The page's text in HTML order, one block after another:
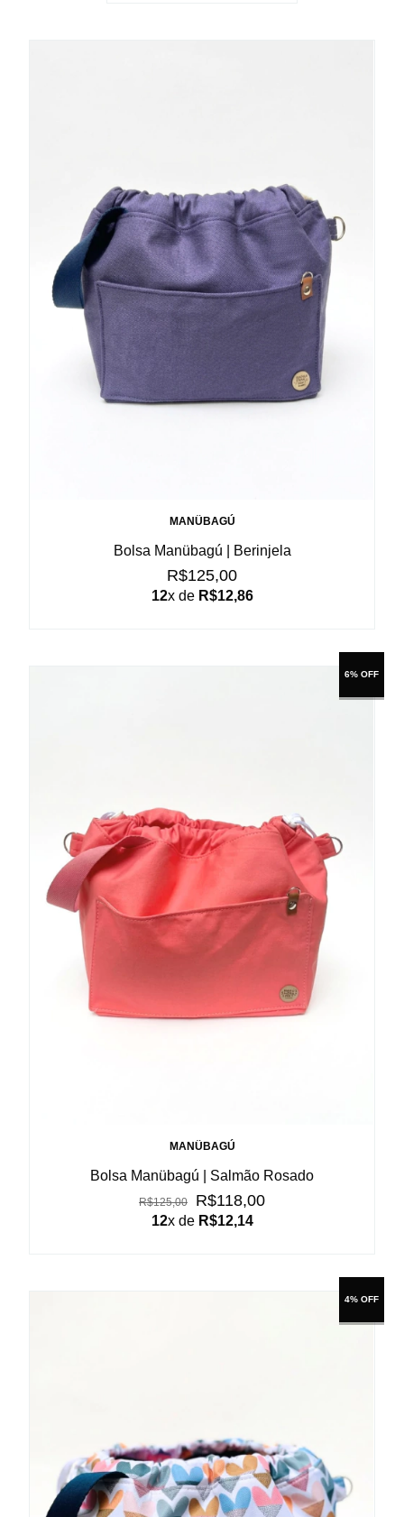
MANÜBAGÚ
Bolsa Manübagú | Berinjela
R$125,00
12x de R$12,86
6% OFF
MANÜBAGÚ
Bolsa Manübagú | Salmão Rosado
R$125,00 R$118,00
12x de R$12,14
4% OFF